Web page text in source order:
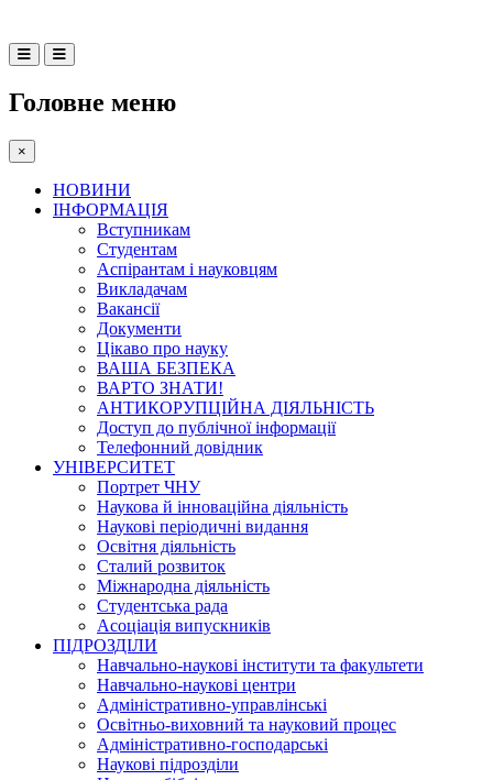
Головне меню
×
НОВИНИ
ІНФОРМАЦІЯ
Вступникам
Студентам
Аспірантам і науковцям
Викладачам
Вакансії
Документи
Цікаво про науку
ВАША БЕЗПЕКА
ВАРТО ЗНАТИ!
АНТИКОРУПЦІЙНА ДІЯЛЬНІСТЬ
Доступ до публічної інформації
Телефонний довідник
УНІВЕРСИТЕТ
Портрет ЧНУ
Наукова й інноваційна діяльність
Наукові періодичні видання
Освітня діяльність
Сталий розвиток
Міжнародна діяльність
Студентська рада
Асоціація випускників
ПІДРОЗДІЛИ
Навчально-наукові інститути та факультети
Навчально-наукові центри
Адміністративно-управлінські
Освітньо-виховний та науковий процес
Адміністративно-господарські
Наукові підрозділи